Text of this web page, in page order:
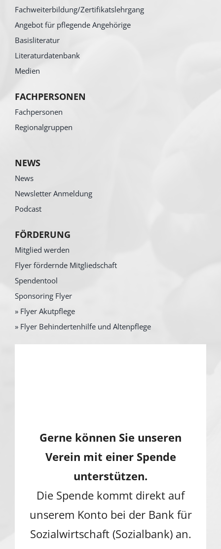
Fachweiterbildung/Zertifikatslehrgang
Angebot für pflegende Angehörige
Basisliteratur
Literaturdatenbank
Medien
FACHPERSONEN
Fachpersonen
Regionalgruppen
NEWS
News
Newsletter Anmeldung
Podcast
FÖRDERUNG
Mitglied werden
Flyer fördernde Mitgliedschaft
Spendentool
Sponsoring Flyer
» Flyer Akutpflege
» Flyer Behindertenhilfe und Altenpflege
Gerne können Sie unseren
Verein mit einer Spende
unterstützen.
Die Spende kommt direkt auf
unserem Konto bei der Bank für
Sozialwirtschaft (Sozialbank) an.